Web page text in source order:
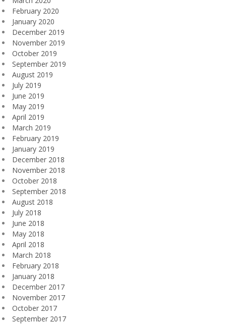
February 2020
January 2020
December 2019
November 2019
October 2019
September 2019
August 2019
July 2019
June 2019
May 2019
April 2019
March 2019
February 2019
January 2019
December 2018
November 2018
October 2018
September 2018
August 2018
July 2018
June 2018
May 2018
April 2018
March 2018
February 2018
January 2018
December 2017
November 2017
October 2017
September 2017